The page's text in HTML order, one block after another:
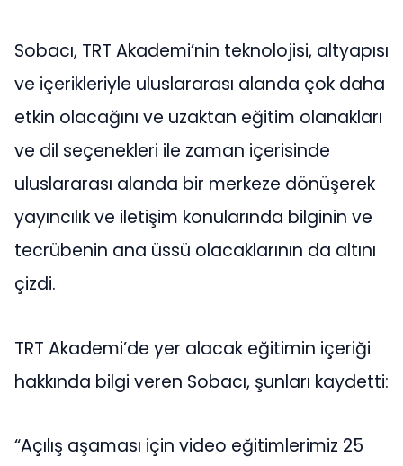
Sobacı, TRT Akademi’nin teknolojisi, altyapısı
ve içerikleriyle uluslararası alanda çok daha
etkin olacağını ve uzaktan eğitim olanakları
ve dil seçenekleri ile zaman içerisinde
uluslararası alanda bir merkeze dönüşerek
yayıncılık ve iletişim konularında bilginin ve
tecrübenin ana üssü olacaklarının da altını
çizdi.
TRT Akademi’de yer alacak eğitimin içeriği
hakkında bilgi veren Sobacı, şunları kaydetti:
“Açılış aşaması için video eğitimlerimiz 25